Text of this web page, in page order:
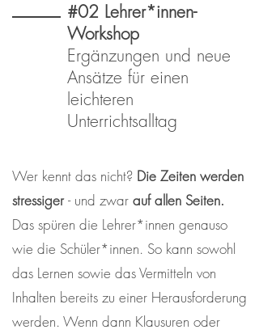
#02 Lehrer*innen-
Workshop
Ergänzungen und neue
Ansätze für einen
leichteren
Unterrichtsalltag
Wer kennt das nicht? Die Zeiten werden
stressiger- und zwar auf allen Seiten.
Das spüren die Lehrer*innen genauso
wie die Schüler*innen. So kann sowohl
das Lernen sowie das Vermitteln von
Inhalten bereits zu einer Herausforderung
werden. Wenn dann Klausuren oder